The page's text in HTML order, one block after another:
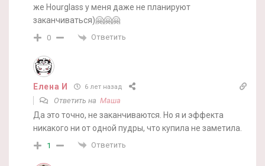
же Hourglass у меня даже не планируют
заканчиваться)🤗🤗🤗
0 Ответить
Елена И 6 лет назад
Ответить на Маша
Да это точно, не заканчиваются. Но я и эффекта
никакого ни от одной пудры, что купила не заметила.
1 Ответить